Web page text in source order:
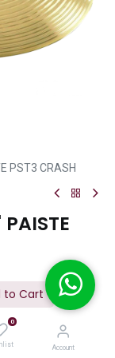
to Cart
0
Account
PST3 CRASH
para el baterista
tradicionales. La